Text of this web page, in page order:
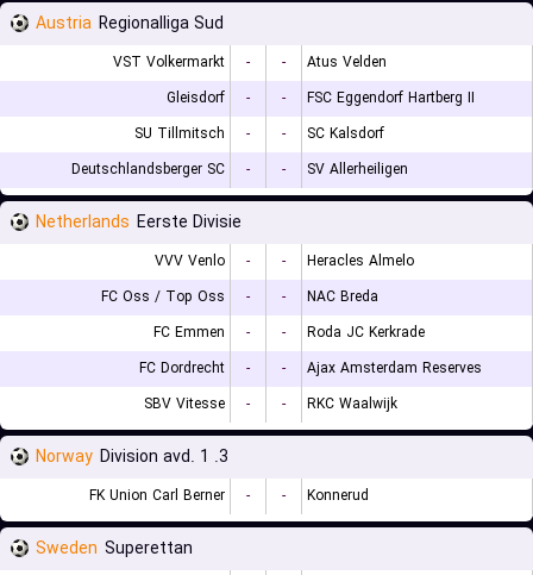
Austria Regionalliga Sud
VST Volkermarkt - -
Atus Velden
Gleisdorf
- -
FSC Eggendorf Hartberg II
SU Tillmitsch
- -
SC Kalsdorf
Deutschlandsberger SC
- - SV Allerheiligen
Netherlands Eerste Divisie
VVV Venlo - -
Heracles Almelo
FC Oss / Top Oss
- -
NAC Breda
FC Emmen
- -
Roda JC Kerkrade
FC Dordrecht
- -
Ajax Amsterdam Reserves
SBV Vitesse
- - RKC Waalwijk
Norway 3. Division avd. 1
FK Union Carl Berner - - Konnerud
Sweden Superettan